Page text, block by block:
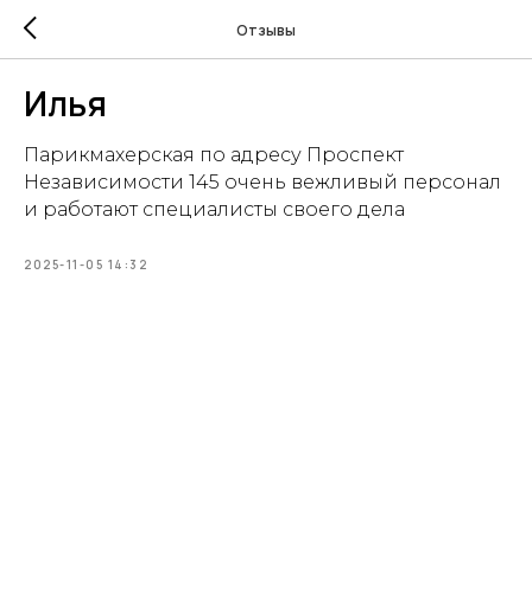
Отзывы
Илья
Парикмахерская по адресу Проспект
Независимости 145 очень вежливый персонал
и работают специалисты своего дела
2025-11-05 14:32